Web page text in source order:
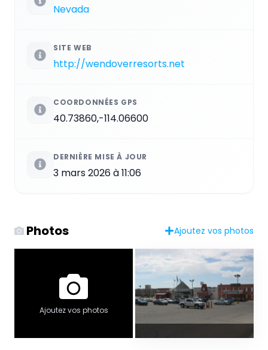
Nevada
SITE WEB
http://wendoverresorts.net
COORDONNÉES GPS
40.73860,-114.06600
DERNIÈRE MISE À JOUR
3 mars 2026 à 11:06
Photos Ajoutez vos photos
Ajoutez vos photos